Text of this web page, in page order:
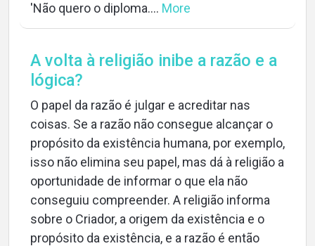
'Não quero o diploma.... More
A volta à religião inibe a razão e a
lógica?
O papel da razão é julgar e acreditar nas
coisas. Se a razão não consegue alcançar o
propósito da existência humana, por exemplo,
isso não elimina seu papel, mas dá à religião a
oportunidade de informar o que ela não
conseguiu compreender. A religião informa
sobre o Criador, a origem da existência e o
propósito da existência, e a razão é então